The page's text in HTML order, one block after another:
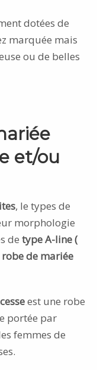
dotées de
marquée mais
ou de belles
et/ou
, le types de
morphologie
de type A-line (
de mariée
est une robe
portée par
femmes de